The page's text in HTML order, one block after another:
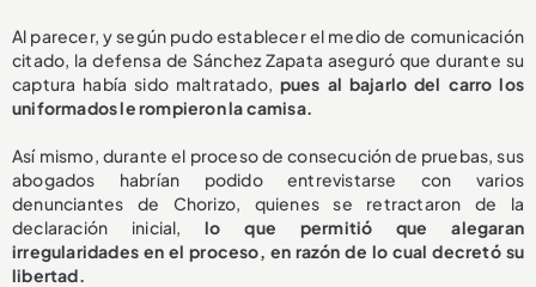
Al parecer, y según pudo establecer el medio de comunicación
citado, la defensa de Sánchez Zapata aseguró que durante su
captura había sido maltratado, pues al bajarlo del carro los
uniformados le rompieron la camisa.
Así mismo, durante el proceso de consecución de pruebas, sus
abogados habrían podido entrevistarse con varios
denunciantes de Chorizo, quienes se retractaron de la
declaración inicial,lo que permitió que alegaran
irregularidades en el proceso, en razón de lo cual decretó su
libertad.